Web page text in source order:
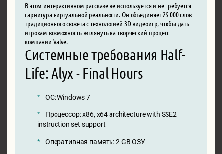
В этом интерактивном рассказе не используется и не требуется
гарнитура виртуальной реальности. Он объединяет 25 000 слов
традиционного сюжета с технологией 3D-видеоигр, чтобы дать
игрокам возможность взглянуть на творческий процесс
компании Valve.
Системные требования Half-
Life: Alyx - Final Hours
ОС: Windows 7
Процессор: x86, x64 architecture with SSE2
instruction set support
Оперативная память: 2 GB ОЗУ